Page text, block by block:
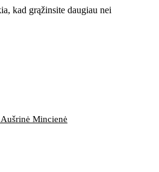
kad grąžinsite daugiau nei
Mincienė